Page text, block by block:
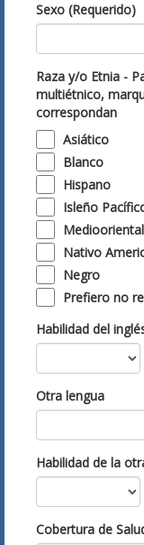
Sexo (Requerido)
Raza y/o Etnia -
multiétnico,
correspondan
Asiático
Blanco
Hispano
Isleño
Nativo
Negro
Prefiero no
Habilidad del
Otra lengua
Habilidad de la
Cobertura de